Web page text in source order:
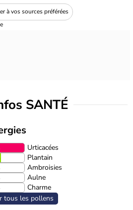
à vos sources préférées
SANTÉ
Urticacées
Plantain
Ambroisies
Aulne
Charme
tous les pollens